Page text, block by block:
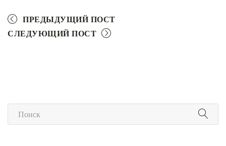
ПРЕДЫДУЩИЙ ПОСТ
СЛЕДУЮЩИЙ ПОСТ